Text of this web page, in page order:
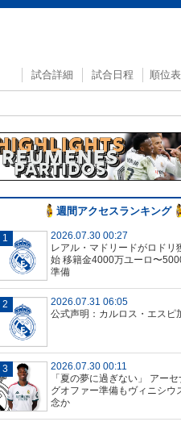
試合詳細 試合日程 順位表
週間アクセスランキング
2026.07.30 00:27
レアル・マドリードがロドリ
始 移籍金4000万ユーロ〜
準備
2026.07.31 06:05
公式声明：カルロス・エスピ
2026.07.30 00:11
「夏の夢に過ぎない」 アー
グオファー準備もヴィニシウ
念か